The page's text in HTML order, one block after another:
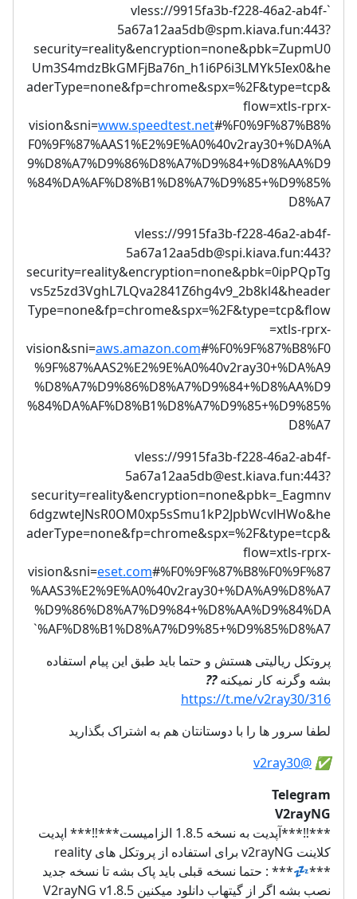
`vless://
9915fa3b-f228-46a2-ab4f-
5a67a12aa5db@spm.kiava.fun:443?
security=reality&encryption=none&pbk=ZupmU0
Um3S4mdzBkGMFjBa76n_h1i6P6i3LMYk5Iex0&he
aderType=none&fp=chrome&spx=%2F&type=tcp&
flow=xtls-rprx-
vision&sni=www.speedtest.net#%F0%9F%87%B8%
F0%9F%87%AAS1%E2%9E%A0%40v2ray30+%DA%A
9%D8%A7%D9%86%D8%A7%D9%84+%D8%AA%D9
%84%DA%AF%D8%B1%D8%A7%D9%85+%D9%85%
D8%A7
vless://9915fa3b-f228-46a2-ab4f-
5a67a12aa5db@spi.kiava.fun:443?
security=reality&encryption=none&pbk=0ipPQpTg
vs5z5zd3VghL7LQva2841Z6hg4v9_2b8kl4&header
Type=none&fp=chrome&spx=%2F&type=tcp&flow
=xtls-rprx-
vision&sni=aws.amazon.com#%F0%9F%87%B8%F0
%9F%87%AAS2%E2%9E%A0%40v2ray30+%DA%A9
%D8%A7%D9%86%D8%A7%D9%84+%D8%AA%D9
%84%DA%AF%D8%B1%D8%A7%D9%85+%D9%85%
D8%A7
vless://9915fa3b-f228-46a2-ab4f-
5a67a12aa5db@est.kiava.fun:443?
security=reality&encryption=none&pbk=_Eagmnv
6dgzwteJNsR0OM0xp5sSmu1kP2JpbWcvlHWo&he
aderType=none&fp=chrome&spx=%2F&type=tcp&
flow=xtls-rprx-
vision&sni=eset.com#%F0%9F%87%B8%F0%9F%87
%AAS3%E2%9E%A0%40v2ray30+%DA%A9%D8%A7
%D9%86%D8%A7%D9%84+%D8%AA%D9%84%DA
%AF%D8%B1%D8%A7%D9%85+%D9%85%D8%A7`
پروتکل ریالیتی هستش و حتما باید طبق این پیام استفاده
بشه وگرنه کار نمیکنه??
https://t.me/v2ray30/316
لطفا سرور ها را با دوستانتان هم به اشتراک بگذارید
✅️
@v2ray30
Telegram
V2rayNG
***‼️***آپدیت به نسخه 1.8.5 الزامیست***‼️*** اپدیت
کلاینت v2rayNG برای استفاده از پروتکل های reality
***💤*** : حتما نسخه قبلی باید پاک بشه تا نسخه جدید
نصب بشه اگر از گیتهاب دانلود میکنین V2rayNG v1.8.5